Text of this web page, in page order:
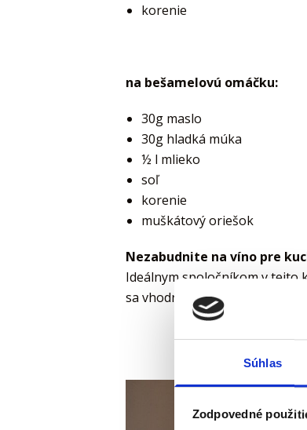
Súhlas
Zodpovedné
korenie
na bešamelovú omáčku:
30g maslo
30g hladká múka
½ l mlieko
soľ
korenie
muškátový oriešok
Nezabudnite na víno pre
Ideálnym spoločníkom v tejto
sa vhodne kombinuje s